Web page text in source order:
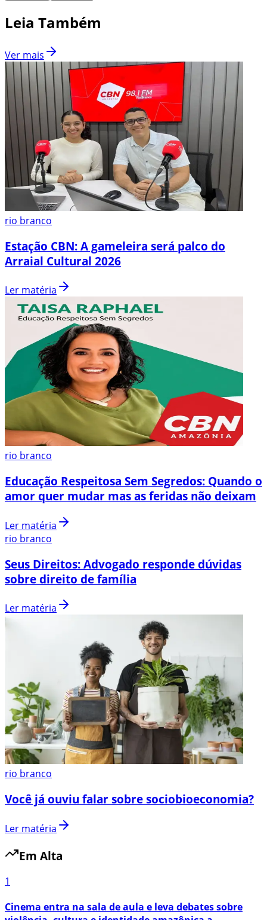
Leia Também
Ver mais
rio branco
Estação CBN: A gameleira será palco do
Arraial Cultural 2026
Ler matéria
rio branco
Educação Respeitosa Sem Segredos: Quando o
amor quer mudar mas as feridas não deixam
Ler matéria
rio branco
Seus Direitos: Advogado responde dúvidas
sobre direito de família
Ler matéria
rio branco
Você já ouviu falar sobre sociobioeconomia?
Ler matéria
Em Alta
1
Cinema entra na sala de aula e leva debates sobre